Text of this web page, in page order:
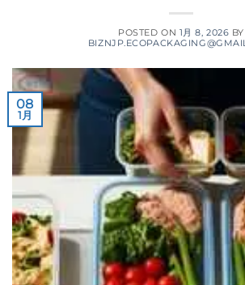
POSTED ON 1月 8, 2026 BY
08
1月